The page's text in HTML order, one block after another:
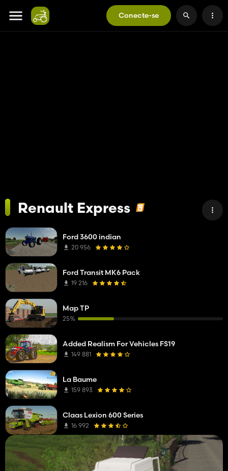
Conecte-se
Renault Express
Ford 3600 indian
20 956
Ford Transit MK6 Pack
19 216
Map TP
25%
Added Realism For Vehicles FS19
149 881
La Baume
159 893
Claas Lexion 600 Series
16 992